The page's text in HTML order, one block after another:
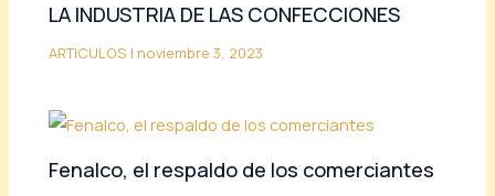
LA INDUSTRIA DE LAS CONFECCIONES
ARTICULOS | noviembre 3, 2023
Fenalco, el respaldo de los comerciantes